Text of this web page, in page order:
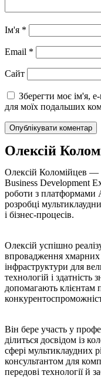
Ім'я *
Email *
Сайт
Зберегти моє ім'я,
для моїх подальших
Олексій
Олексій Коломійцев —
Business Development
роботи з платформами
розробці
і бізнес-процесів.
Олексій успішно
впровадження хмарних
інфраструктури для
технологій і здатність
допомагають клієнтам
Він бере участь у
ділиться досвідом із
сфері мультиклаудних
консультантом для
передові технології й